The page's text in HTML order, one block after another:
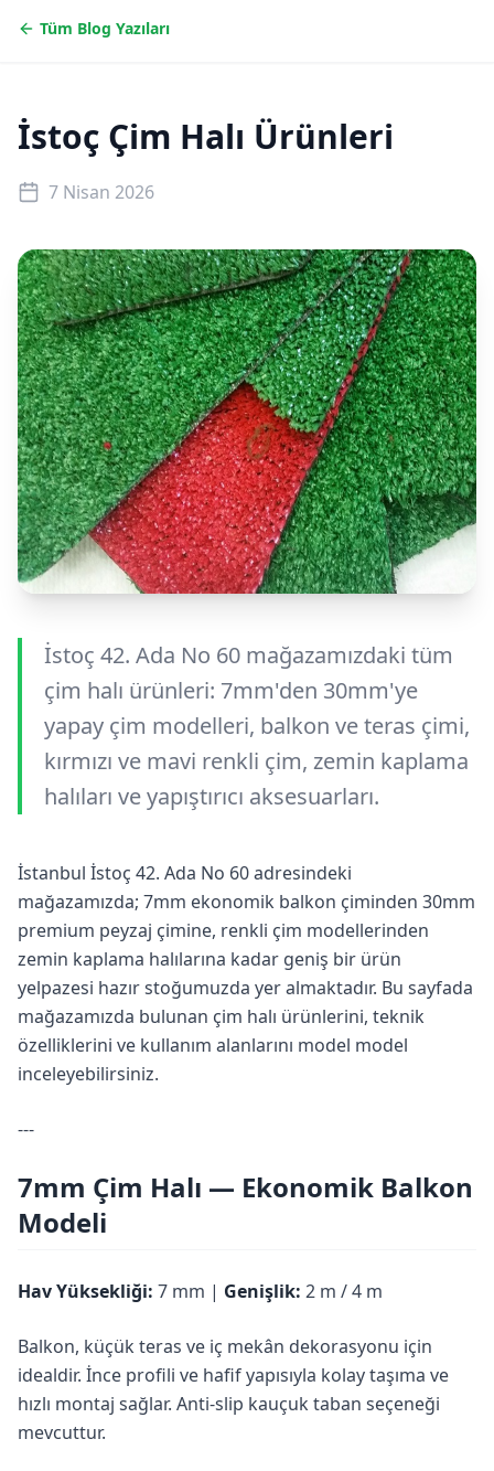
Tüm Blog Yazıları
İstoç Çim Halı Ürünleri
7 Nisan 2026
İstoç 42. Ada No 60 mağazamızdaki tüm
çim halı ürünleri: 7mm'den 30mm'ye
yapay çim modelleri, balkon ve teras çimi,
kırmızı ve mavi renkli çim, zemin kaplama
halıları ve yapıştırıcı aksesuarları.
İstanbul İstoç 42. Ada No 60 adresindeki
mağazamızda; 7mm ekonomik balkon çiminden 30mm
premium peyzaj çimine, renkli çim modellerinden
zemin kaplama halılarına kadar geniş bir ürün
yelpazesi hazır stoğumuzda yer almaktadır. Bu sayfada
mağazamızda bulunan çim halı ürünlerini, teknik
özelliklerini ve kullanım alanlarını model model
inceleyebilirsiniz.
---
7mm Çim Halı — Ekonomik Balkon
Modeli
Hav Yüksekliği: 7 mm | Genişlik: 2 m / 4 m
Balkon, küçük teras ve iç mekân dekorasyonu için
idealdir. İnce profili ve hafif yapısıyla kolay taşıma ve
hızlı montaj sağlar. Anti-slip kauçuk taban seçeneği
mevcuttur.